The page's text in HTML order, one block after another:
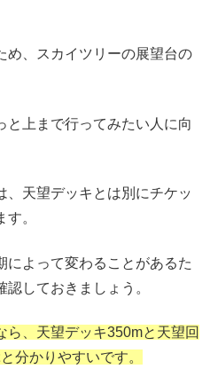
め、スカイツリーの展望台の
と上まで行ってみたい人に向
、天望デッキとは別にチケッ
。
によって変わることがあるた
しておきましょう。
、天望デッキ350mと天望回
分かりやすいです。